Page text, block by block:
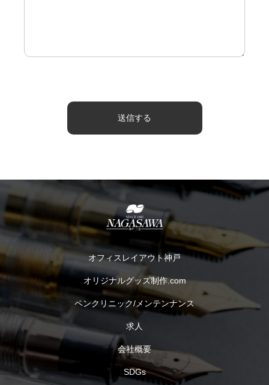
オフィスレイアウト神戸
オリジナルグッズ制作.com
ペンクリニック/メンテンナンス
求人
会社概要
SDGs